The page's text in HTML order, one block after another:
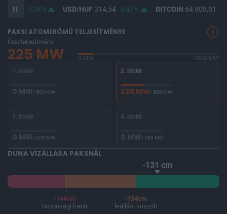
363,10 0,38% USD/HUF314,54 0,47% BITCOIN 64 808,01
PAKSI ATOMERŐMŰ TELJESÍTMÉNYE
Összteljesítmény
225 MW 0 MW
2000 MW
1. blokk
0 MW/ 500 MW
2. blokk
225 MW/ 500 MW
3. blokk
0 MW/ 500 MW
4. blokk
0 MW/ 500 MW
DUNA VÍZÁLLÁSA PAKSNÁL
-131 cm
-144cm
biztonsági határ
-134cm
leállási küszöb